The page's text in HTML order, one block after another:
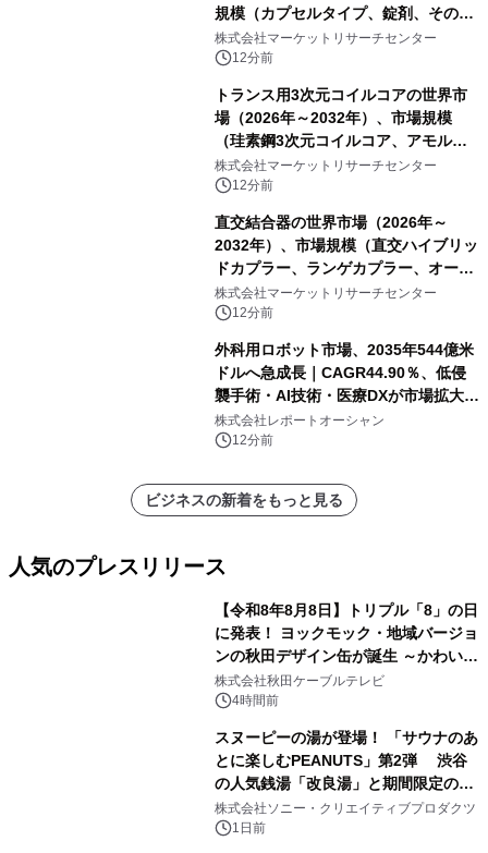
規模（カプセルタイプ、錠剤、その
他）・分析レポートを発表
株式会社マーケットリサーチセンター
12分前
トランス用3次元コイルコアの世界市
場（2026年～2032年）、市場規模
（珪素鋼3次元コイルコア、アモルフ
ァス合金3次元コイルコア）・分析レ
ポートを発表
株式会社マーケットリサーチセンター
12分前
直交結合器の世界市場（2026年～
2032年）、市場規模（直交ハイブリッ
ドカプラー、ランゲカプラー、オーバ
ーレイカプラー、その他）・分析レポ
ートを発表
株式会社マーケットリサーチセンター
12分前
外科用ロボット市場、2035年544億米
ドルへ急成長｜CAGR44.90％、低侵
襲手術・AI技術・医療DXが市場拡大を
牽引
株式会社レポートオーシャン
12分前
ビジネスの新着をもっと見る
人気のプレスリリース
【令和8年8月8日】トリプル「8」の日
に発表！ ヨックモック・地域バージョ
ンの秋田デザイン缶が誕生 ～かわいい
秋田犬の子犬と秋田の四季と名所を巡
るパッケージ～ 9月1日(火)秋田県内で
株式会社秋田ケーブルテレビ
4時間前
スヌーピーの湯が登場！ 「サウナのあ
とに楽しむPEANUTS」第2弾 渋谷
の人気銭湯「改良湯」と期間限定のコ
ラボレーション サウナイキタイコラ
ボグッズも発売決定！
株式会社ソニー・クリエイティブプロダクツ
1日前